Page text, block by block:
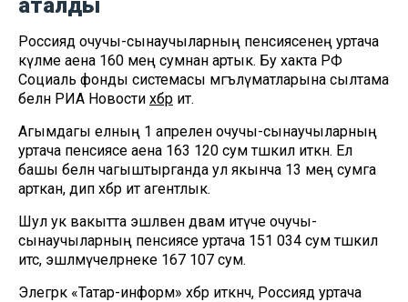
аталды
Россиядә очучы-сынаучыларның пенсиясенең уртача
күләме аена 160 мең сумнан артык. Бу хакта РФ
Социаль фонды системасы мәгълүматларына сылтама
белән РИА Новости хәбәр итә.
Агымдагы елның 1 апреленә очучы-сынаучыларның
уртача пенсиясе аена 163 120 сум тәшкил иткән. Ел
башы белән чагыштырганда ул якынча 13 мең сумга
арткан, дип хәбәр итә агентлык.
Шул ук вакытта эшләвен дәвам итүче очучы-
сынаучыларның пенсиясе уртача 151 034 сум тәшкил
итсә, эшләмәүчеләрнеке 167 107 сум.
Элегрәк «Татар-информ» хәбәр иткәнчә, Россиядә уртача